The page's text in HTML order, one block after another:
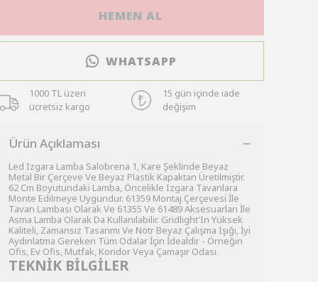
HEMEN AL
WHATSAPP
1000 TL üzeri
ücretsiz kargo
15 gün içinde iade
değişim
Ürün Açıklaması
Led Izgara Lamba Salobrena 1, Kare Şeklinde Beyaz
Metal Bir Çerçeve Ve Beyaz Plastik Kapaktan Üretilmiştir.
62 Cm Boyutundaki Lamba, Öncelikle Izgara Tavanlara
Monte Edilmeye Uygundur. 61359 Montaj Çerçevesi İle
Tavan Lambası Olarak Ve 61355 Ve 61489 Aksesuarları İle
Asma Lamba Olarak Da Kullanılabilir. Gridlight'In Yüksek
Kaliteli, Zamansız Tasarımı Ve Nötr Beyaz Çalışma Işığı, İyi
Aydınlatma Gereken Tüm Odalar İçin İdealdir - Örneğin
Ofis, Ev Ofis, Mutfak, Koridor Veya Çamaşır Odası.
TEKNİK BİLGİLER